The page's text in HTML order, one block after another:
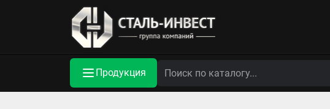
Продукция